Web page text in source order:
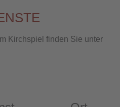
Kirchspiel finden Sie unter